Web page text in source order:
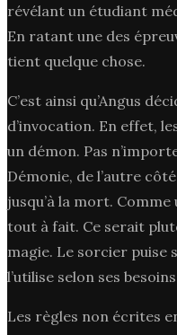
révélant un étudiant
En ratant une des
tient quelque chose.
C’est ainsi qu’Angus
d’invocation. En effet,
un démon. Pas
Démonie, de l’autre
jusqu’à la mort.
tout à fait. Ce serait
magie. Le sorcier puise
l’utilise selon ses
Les règles non écrites